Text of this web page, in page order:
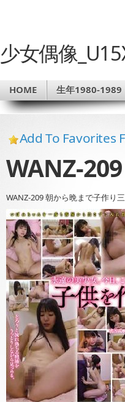
少女偶像
HOME 生年1980-1989
Add To Favorites
WANZ-
WANZ-209 朝から晩まで子作り